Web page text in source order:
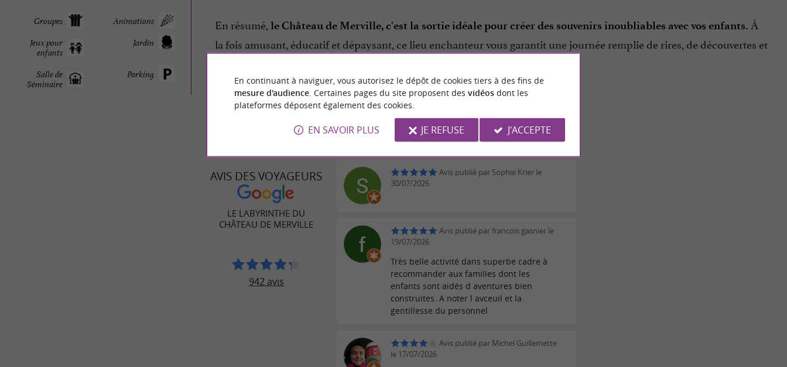
Animations
Groupes
Jardin
Jeux pour
enfants
Parking
Salle de
Séminaire
En résumé, le Château de Merville, c'est la sortie idéale pour créer des souvenirs inoubliables avec vos enfants. À
la fois amusant, éducatif et dépaysant, ce lieu enchanteur vous garantit une journée remplie de rires, de découvertes et
AVIS DES VOYAGEURS
LE LABYRINTHE DU
CHÂTEAU DE MERVILLE
942 avis
Avis publié par Sophie Krier le
30/07/2026
Avis publié par francois gasnier le
19/07/2026
Très belle activité dans superbe cadre à
recommander aux familles dont les
enfants sont aidés d aventures bien
construites. A noter l avceuil et la
gentillesse du personnel
Avis publié par Michel Guillemette
le 17/07/2026
En continuant à naviguer, vous autorisez le dépôt de cookies tiers à des fins de
mesure d'audience. Certaines pages du site proposent des vidéosdont les
plateformes déposent également des cookies.
EN SAVOIR PLUS JE REFUSE J'ACCEPTE